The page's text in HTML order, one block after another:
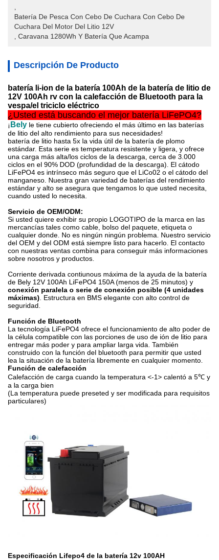
Batería De Pesca Con Cebo De Cuchara Con Cebo De
Cuchara Del Motor Del Litio 12V
Caravana 1280Wh Y Batería Que Acampa
Descripción De Producto
batería li-ion de la batería 100Ah de la batería de litio de
12V 100Ah rv con la calefacción de Bluetooth para la
vespa/el triciclo eléctrico
¿Usted está buscando el mejor batería LiFePO4?
¡ Bely le tiene cubierto ofreciendo el más último en las baterías
de litio del alto rendimiento para sus necesidades!
batería de litio hasta 5x la vida útil de la batería de plomo
estándar. Esta serie es temperatura resistente y ligera, y ofrece
una carga más alta/los ciclos de la descarga, cerca de 3.000
ciclos en el 90% DOD (profundidad de la descarga). El cátodo
LiFePO4 es intrínseco más seguro que el LiCo02 o el cátodo del
manganeso. Nuestra gran variedad de baterías del rendimiento
estándar y alto se asegura que tengamos lo que usted necesita,
cuando usted lo necesita.
Servicio de OEM/ODM:
Si usted quiere exhibir su propio LOGOTIPO de la marca en las
mercancías tales como cable, bolso del paquete, etiqueta o
cualquier donde. No es ningún ningún problema. Nuestro servicio
del OEM y del ODM está siempre listo para hacerlo. El contacto
con nuestras ventas combina para conseguir más informaciones
sobre nosotros y productos.
Corriente derivada contiunous máxima de la ayuda de la batería
de Bely 12V 100Ah LiFePO4 150A (menos de 25 minutos) y
conexión paralela o serie de conexión posible (4 unidades
máximas) . Estructura en BMS elegante con alto control de
seguridad.
Función de Bluetooth
La tecnología LiFePO4 ofrece el funcionamiento de alto poder de
la célula compatible con las porciones de uso de ión de litio para
entregar más poder y para ampliar larga vida. También
construido con la función del bluetooth para permitir que usted
lea la situación de la batería libremente en cualquier momento.
Función de calefacción
Calefacción de carga cuando la temperatura <-1> calentó a 5℃ y
a la carga bien
(La temperatura puede preseted y ser modificada para requisitos
particulares)
Especificación Lifepo4 de la batería 12v 100AH